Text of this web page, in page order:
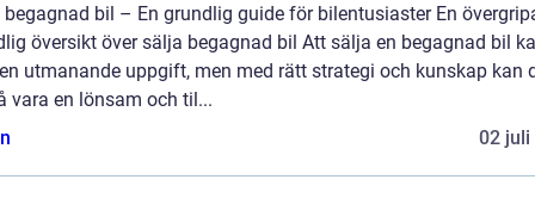
bil – En grundlig guide för bilentusiaster En
översikt över sälja begagnad bil Att sälja en begagnad bil
utmanande uppgift, men med rätt strategi och kunskap kan
vara en lönsam och til...
02 juli